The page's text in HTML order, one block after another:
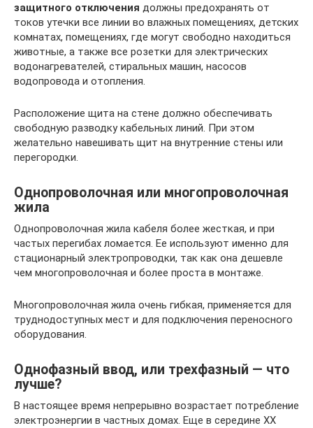
защитного отключения должны предохранять от
токов утечки все линии во влажных помещениях, детских
комнатах, помещениях, где могут свободно находиться
животные, а также все розетки для электрических
водонагревателей, стиральных машин, насосов
водопровода и отопления.
Расположение щита на стене должно обеспечивать
свободную разводку кабельных линий. При этом
желательно навешивать щит на внутренние стены или
перегородки.
Однопроволочная или многопроволочная
жила
Однопроволочная жила кабеля более жесткая, и при
частых перегибах ломается. Ее используют именно для
стационарный электропроводки, так как она дешевле
чем многопроволочная и более проста в монтаже.
Многопроволочная жила очень гибкая, применяется для
труднодоступных мест и для подключения переносного
оборудования.
Однофазный ввод, или трехфазный — что
лучше?
В настоящее время непрерывно возрастает потребление
электроэнергии в частных домах. Еще в середине ХХ